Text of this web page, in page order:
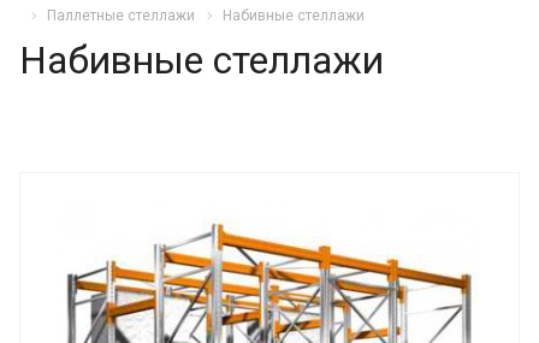
Паллетные стеллажи Набивные стеллажи
Набивные стеллажи